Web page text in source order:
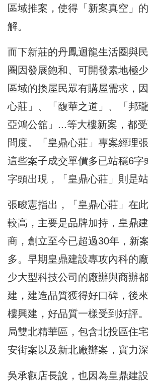
區域推案，使得「新案真空」
解。
而下新莊的丹鳳迴龍生活圈與
圈因發展飽和、可開發素地極
區域的換屋民眾有購屋需求，
心莊」、「馥華之道」、「邦
亞鴻公舘」...等大樓新案，都
問度。「皇鼎心莊」專案經理
這些案子成交單價多已站穩6字
字頭出現，「皇鼎心莊」則是站
張畯憲指出，「皇鼎心莊」在
較高，主要是品牌加持，皇鼎
商，創立至今已超過30年，新
多。早期皇鼎建設專攻內科的
少大型科技公司的廠辦與商辦
建，建造品質獲得好口碑，後
樓興建，好品質一樣受到好評
局雙北精華區，包含北投區住
安街案以及新北廠辦案，實力深
吳承叡店長說，也因為皇鼎建